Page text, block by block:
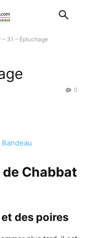
– 31 – Épluchage
0
Chabbat
des poires